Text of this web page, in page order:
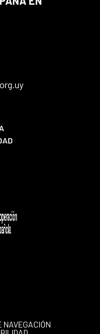
NAVEGACIÓN